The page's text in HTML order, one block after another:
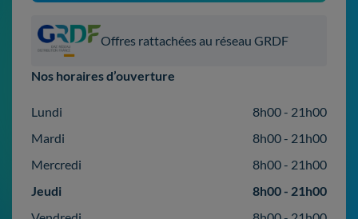
Offres rattachées au réseau GRDF
Nos horaires d’ouverture
Lundi
8h00 - 21h00
Mardi
8h00 - 21h00
Mercredi
8h00 - 21h00
Jeudi
8h00 - 21h00